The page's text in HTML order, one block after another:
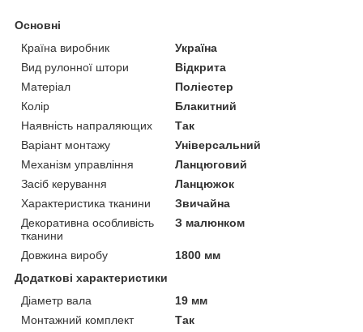
Основні
Країна виробник
Україна
Вид рулонної штори
Відкрита
Матеріал
Поліестер
Колір
Блакитний
Наявність напраляющих
Так
Варіант монтажу
Універсальний
Механізм управління
Ланцюговий
Засіб керування
Ланцюжок
Характеристика тканини
Звичайна
Декоративна особливість
тканини
З малюнком
Довжина виробу
1800 мм
Додаткові характеристики
Діаметр вала
19 мм
Монтажний комплект
Так